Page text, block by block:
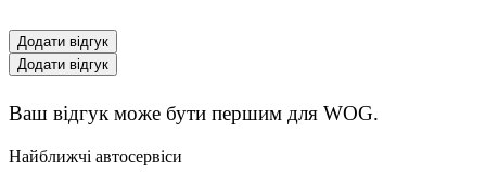
Додати відгук
Додати відгук
Ваш відгук може бути першим для WOG.
Найближчі автосервіси